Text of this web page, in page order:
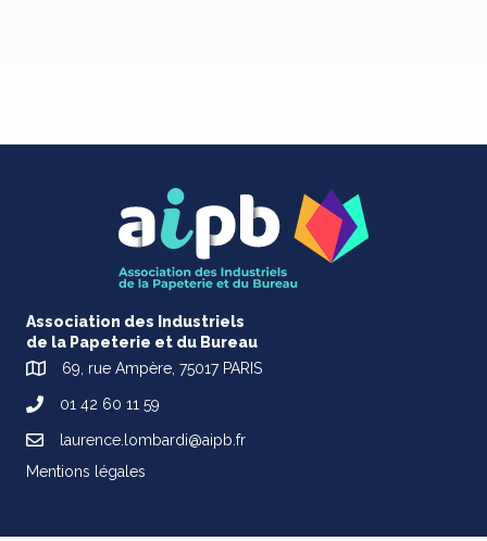
Association des Industriels
de la Papeterie et du Bureau
69, rue Ampère, 75017 PARIS
01 42 60 11 59
laurence.lombardi@aipb.fr
Mentions légales